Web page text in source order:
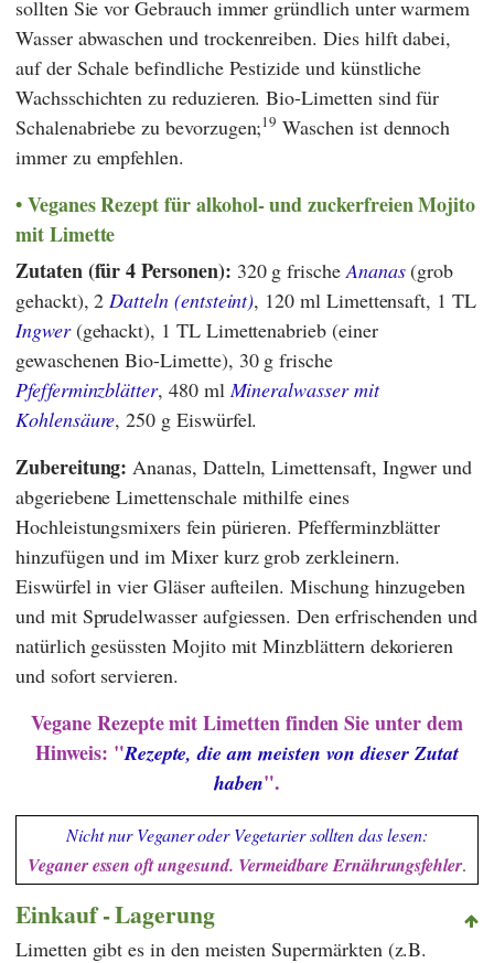
sollten Sie vor Gebrauch immer gründlich unter warmem
Wasser abwaschen und trockenreiben. Dies hilft dabei,
auf der Schale befindliche Pestizide und künstliche
Wachsschichten zu reduzieren. Bio-Limetten sind für
Schalenabriebe zu bevorzugen;19 Waschen ist dennoch
immer zu empfehlen.
Veganes Rezept für alkohol- und zuckerfreien Mojito
mit Limette
Zutaten (für 4 Personen): 320 g frische Ananas(grob
gehackt), 2 Datteln (entsteint), 120 ml Limettensaft, 1 TL
Ingwer(gehackt), 1 TL Limettenabrieb (einer
gewaschenen Bio-Limette), 30 g frische
Pfefferminzblätter, 480 ml Mineralwasser mit
Kohlensäure, 250 g Eiswürfel.
Zubereitung: Ananas, Datteln, Limettensaft, Ingwer und
abgeriebene Limettenschale mithilfe eines
Hochleistungsmixers fein pürieren. Pfefferminzblätter
hinzufügen und im Mixer kurz grob zerkleinern.
Eiswürfel in vier Gläser aufteilen. Mischung hinzugeben
und mit Sprudelwasser aufgiessen. Den erfrischenden und
natürlich gesüssten Mojito mit Minzblättern dekorieren
und sofort servieren.
Vegane Rezepte mit Limetten finden Sie unter dem
Hinweis: "Rezepte, die am meisten von dieser Zutat
haben".
Nicht nur Veganer oder Vegetarier sollten das lesen:
Veganer essen oft ungesund. Vermeidbare Ernährungsfehler.
Einkauf - Lagerung
Limetten gibt es in den meisten Supermärkten (z.B.